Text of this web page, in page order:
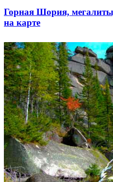
Горная Шория,
на карте